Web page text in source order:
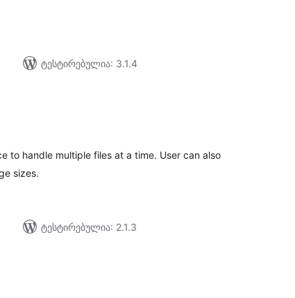
ტესტირებულია: 3.1.4
to handle multiple files at a time. User can also
sizes.
ტესტირებულია: 2.1.3